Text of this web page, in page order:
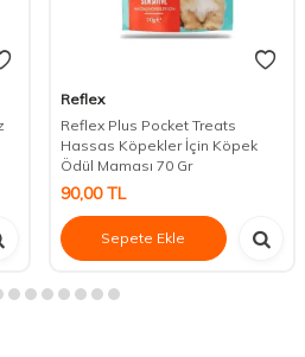
Reflex
Reflex Plus Pocket Treats
Hassas Köpekler İçin Köpek
Ödül Maması 70 Gr
90,00TL
Sepete Ekle